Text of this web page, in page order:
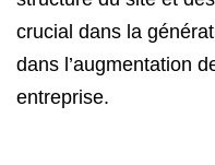
crucial dans la
dans l’augmentation
entreprise.